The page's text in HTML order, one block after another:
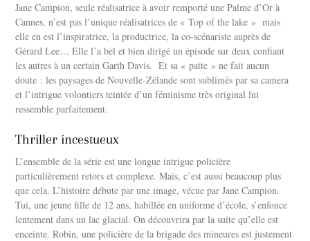
Jane Campion, seule réalisatrice à avoir remporté une Palme d’Or à
Cannes, n’est pas l’unique réalisatrices de « Top of the lake » mais
elle en est l’inspiratrice, la productrice, la co-scénariste auprès de
Gérard Lee… Elle l’a bel et bien dirigé un épisode sur deux confiant
les autres à un certain Garth Davis. Et sa « patte » ne fait aucun
doute : les paysages de Nouvelle-Zélande sont sublimés par sa camera
et l’intrigue volontiers teintée d’un féminisme très original lui
ressemble parfaitement.
Thriller incestueux
L’ensemble de la série est une longue intrigue policière
particulièrement retors et complexe. Mais, c’est aussi beaucoup plus
que cela. L’histoire débute par une image, vécue par Jane Campion.
Tui, une jeune fille de 12 ans, habillée en uniforme d’école, s’enfonce
lentement dans un lac glacial. On découvrira par la suite qu’elle est
enceinte. Robin, une policière de la brigade des mineures est justement